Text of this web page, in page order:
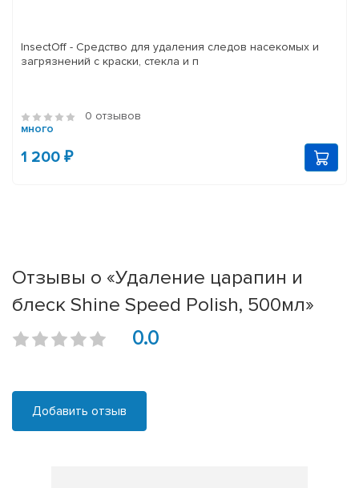
InsectOff - Средство для удаления следов насекомых и
загрязнений с краски, стекла и п
0 отзывов
много
1 200 ₽
Отзывы о «Удаление царапин и
блеск Shine Speed Polish, 500мл»
0.0
Добавить отзыв